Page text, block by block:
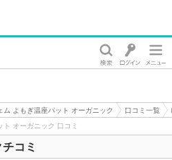
ム よもぎ温座パット オーガニック 口コミ一覧
オーガニック 口コミ
チコミ